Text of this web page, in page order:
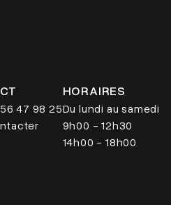
47 98 25
HORAIRES
Du lundi au samedi
9h00 - 12h30
14h00 - 18h00